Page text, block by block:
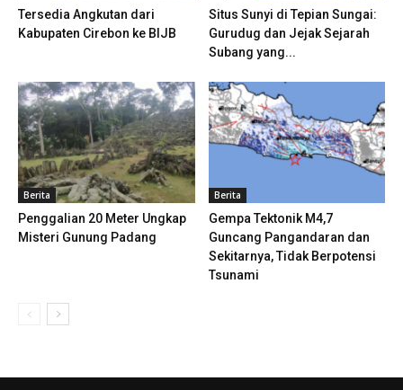
Tersedia Angkutan dari
Kabupaten Cirebon ke BIJB
Situs Sunyi di Tepian Sungai:
Gurudug dan Jejak Sejarah
Subang yang...
Berita
Penggalian 20 Meter Ungkap
Misteri Gunung Padang
Berita
Gempa Tektonik M4,7
Guncang Pangandaran dan
Sekitarnya, Tidak Berpotensi
Tsunami